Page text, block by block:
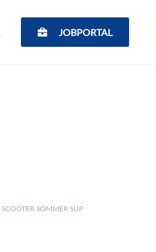
JOBPORTAL
SCOOTER SOMMER SUP